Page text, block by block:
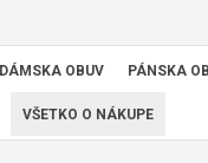
DÁMSKA OBUV PÁNSKA
VŠETKO O NÁKUPE